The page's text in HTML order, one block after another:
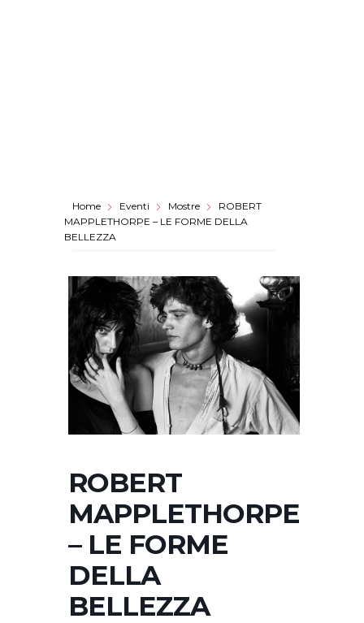
Home Eventi Mostre
ROBERT
MAPPLETHORPE – LE FORME DELLA
BELLEZZA
ROBERT
MAPPLETHORPE
– LE FORME
DELLA
BELLEZZA